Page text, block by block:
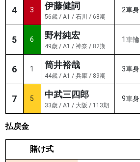
4 3 伊藤健詞
56歳 / A1 / 石川 / 68期
2車身
5 6 野村純宏
49歳 / A1 / 神奈 / 82期
1車輪
6 1 筒井裕哉
44歳 / A1 / 兵庫 / 89期
3車身
7 5 中武三四郎
33歳 / A1 / 大阪 / 113期
9車身
払戻金
賭け式